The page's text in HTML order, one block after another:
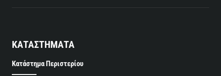
ΚΑΤΑΣΤΗΜΑΤΑ
Κατάστημα Περιστερίου